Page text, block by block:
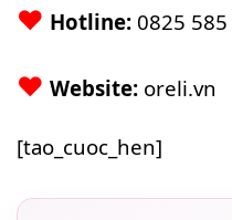
♥ Hotline: 0825
♥ Website: oreli.vn
[tao_cuoc_hen]